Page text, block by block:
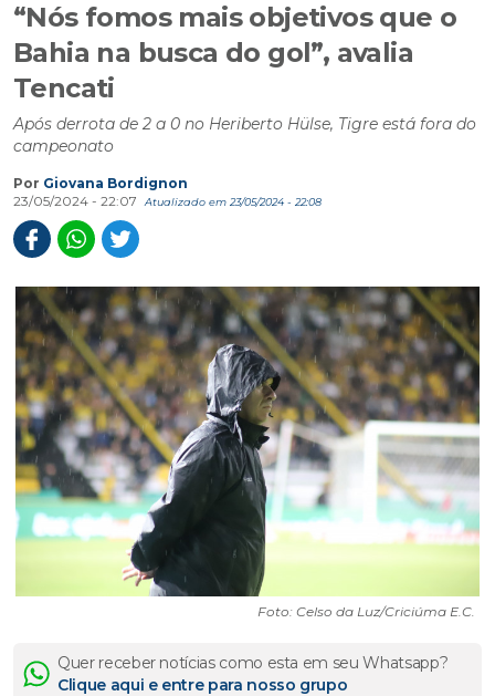
“Nós fomos mais objetivos que o
Bahia na busca do gol”, avalia
Tencati
Após derrota de 2 a 0 no Heriberto Hülse, Tigre está fora do
campeonato
Por Giovana Bordignon
23/05/2024 - 22:07
Atualizado em 23/05/2024 - 22:08
Foto: Celso da Luz/Criciúma E.C.
Quer receber notícias como esta em seu Whatsapp?
Clique aqui e entre para nosso grupo